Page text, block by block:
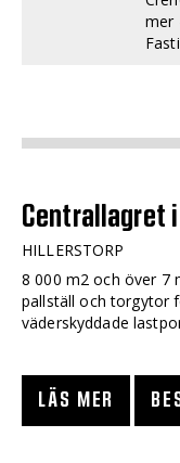
mer
Centrallagret
HILLERSTORP
8 000 m2 och över 7
pallställ och torgytor
väderskyddade
LÄS MER